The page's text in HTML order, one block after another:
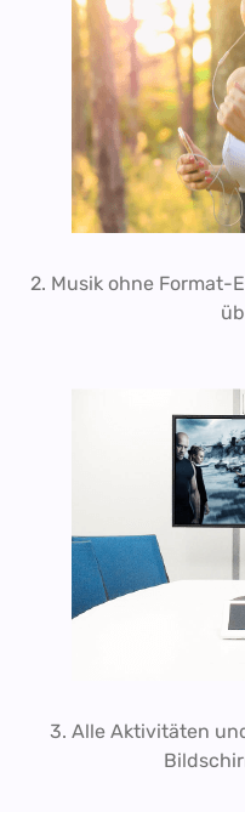
2. Musik ohne Format-
3. Alle Aktivitäten